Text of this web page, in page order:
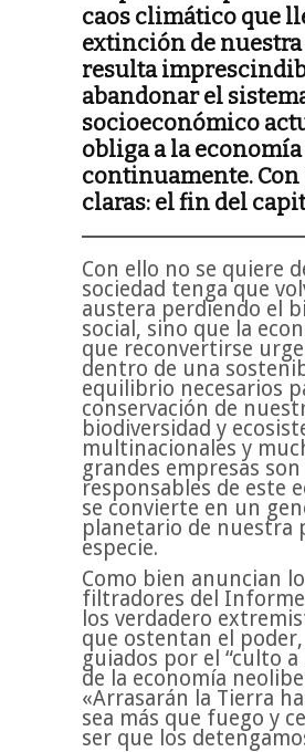
caos climático que
extinción de nuestra
resulta
abandonar el
socioeconómico
obliga a la
continuamente. Con
claras: el fin del
Con ello no se quiere
sociedad tenga que
austera perdiendo el
social, sino que la
que reconvertirse
dentro de una
equilibrio necesarios
conservación de
biodiversidad y
multinacionales y
grandes empresas son
responsables de este
se convierte en un
planetario de nuestra
especie.
Como bien anuncian
filtradores del Informe
los verdadero
que ostentan el
guiados por el “culto
de la economía
«Arrasarán la Tierra
sea más que fuego y
ser que los